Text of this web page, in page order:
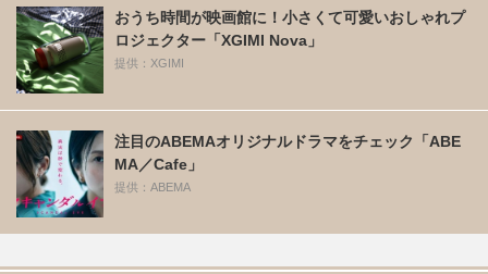
おうち時間が映画館に！小さくて可愛いおしゃれプ
ロジェクター「XGIMI Nova」
提供：XGIMI
注目のABEMAオリジナルドラマをチェック「ABE
MA／Cafe」
提供：ABEMA